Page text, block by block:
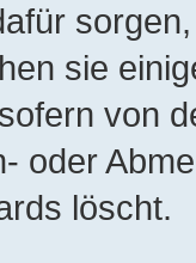
sie
von
oder
löscht.